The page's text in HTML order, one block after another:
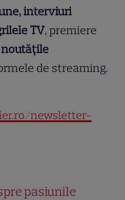
interviuri
TV, premiere
noutățile
de streaming.
newsletter-
pasiunile